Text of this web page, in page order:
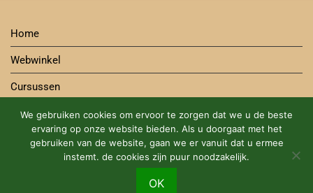
DUURZAME BIOLOGISCHE PRODUCTEN MET EEN GROEN
Home
Webwinkel
Cursussen
Contact
Bestelwijze
Algemene Voorwaarden Cursus en Webshop
We gebruiken cookies om ervoor te zorgen dat we u de beste
ervaring op onze website bieden. Als u doorgaat met het
gebruiken van de website, gaan we er vanuit dat u ermee
instemt. de cookies zijn puur noodzakelijk.
OK